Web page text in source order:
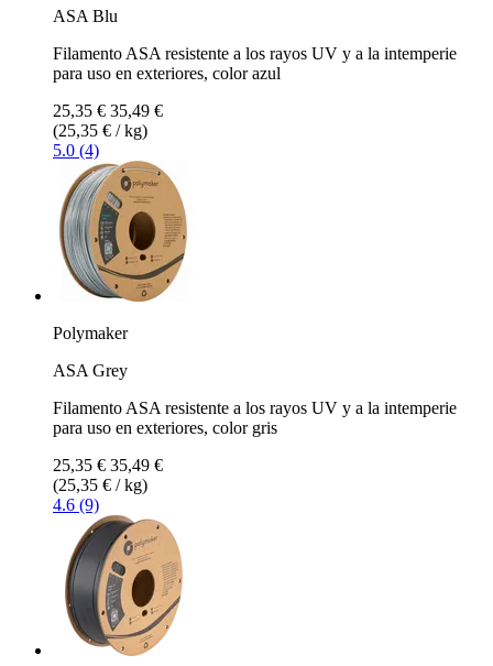
ASA Blu
Filamento ASA resistente a los rayos UV y a la intemperie
para uso en exteriores, color azul
25,35 € 35,49 €
(25,35 € / kg)
5.0 (4)
Polymaker
ASA Grey
Filamento ASA resistente a los rayos UV y a la intemperie
para uso en exteriores, color gris
25,35 € 35,49 €
(25,35 € / kg)
4.6 (9)